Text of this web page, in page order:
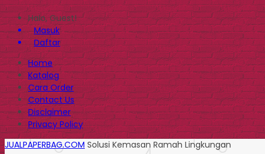
Halo, Guest!
Masuk
Daftar
Home
Katalog
Cara Order
Contact Us
Disclaimer
Privacy Policy
JUALPAPERBAG.COM Solusi Kemasan Ramah Lingkungan